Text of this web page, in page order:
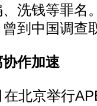
洗钱等罪名
到中国调查
作加速
京举行